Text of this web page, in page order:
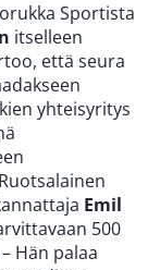
Sportista
itselleen
että seura
yhteisyritys
Emil
500
Hän palaa